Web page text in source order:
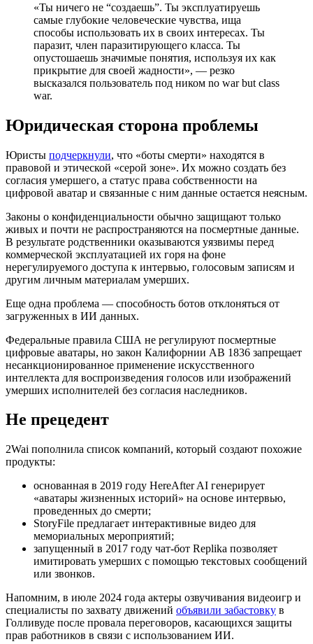
«Ты ничего не “создаешь”. Ты эксплуатируешь
самые глубокие человеческие чувства, ища
способы использовать их в своих интересах. Ты
паразит, член паразитирующего класса. Ты
опустошаешь значимые понятия, используя их как
прикрытие для своей жадности», — резко
высказался пользователь под ником no war but class
war.
Юридическая сторона проблемы
Юристы подчеркнули, что «боты смерти» находятся в
правовой и этической «серой зоне». Их можно создать без
согласия умершего, а статус права собственности на
цифровой аватар и связанные с ним данные остается неясным.
Законы о конфиденциальности обычно защищают только
живых и почти не распространяются на посмертные данные.
В результате родственники оказываются уязвимы перед
коммерческой эксплуатацией их горя на фоне
нерегулируемого доступа к интервью, голосовым записям и
другим личным материалам умерших.
Еще одна проблема — способность ботов отклоняться от
загруженных в ИИ данных.
Федеральные правила США не регулируют посмертные
цифровые аватары, но закон Калифорнии AB 1836 запрещает
несанкционированное применение искусственного
интеллекта для воспроизведения голосов или изображений
умерших исполнителей без согласия наследников.
Не прецедент
2Wai пополнила список компаний, который создают похожие
продукты:
основанная в 2019 году HereAfter AI генерирует
«аватары жизненных историй» на основе интервью,
проведенных до смерти;
StoryFile предлагает интерактивные видео для
мемориальных мероприятий;
запущенный в 2017 году чат-бот Replika позволяет
имитировать умерших с помощью текстовых сообщений
или звонков.
Напомним, в июле 2024 года актеры озвучивания видеоигр и
специалисты по захвату движений объявили забастовку в
Голливуде после провала переговоров, касающихся защиты
прав работников в связи с использованием ИИ.